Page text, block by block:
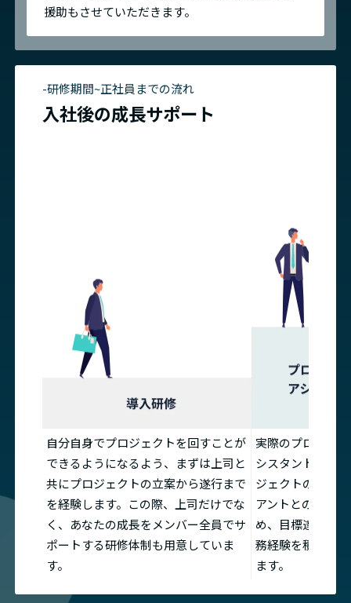
援助もさせていただきます。
-研修期間~正社員までの流れ
入社後の成長サポート
自分自身でプロジェクトを回すことが
できるようになるよう、まずは上司と
共にプロジェクトの立案から遂行まで
を経験します。この際、上司だけでな
く、あなたの成長をメンバー全員でサ
ポートする研修体制も用意していま
す。
実際のプロジェ
シスタントとし
ジェクトの流れ
アントとのやり
め、目標達成へ
務経験を積むこ
ます。